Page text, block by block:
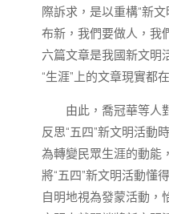
際訴求，是以重構“新
布新，我們要做人，我
六篇文章是我國新文明
“生涯”上的文章現實都
由此，喬冠華等人
反思“五四”新文明活動
為轉變民眾生涯的動能
將“五四”新文明活動懂
自明地視為發蒙活動，